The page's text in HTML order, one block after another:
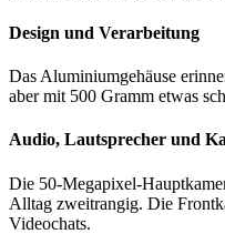
Design und Verarbeitung
Das Aluminiumgehäuse
aber mit 500 Gramm etwas
Audio, Lautsprecher und
Die 50-Megapixel-
Alltag zweitrangig. Die
Videochats.